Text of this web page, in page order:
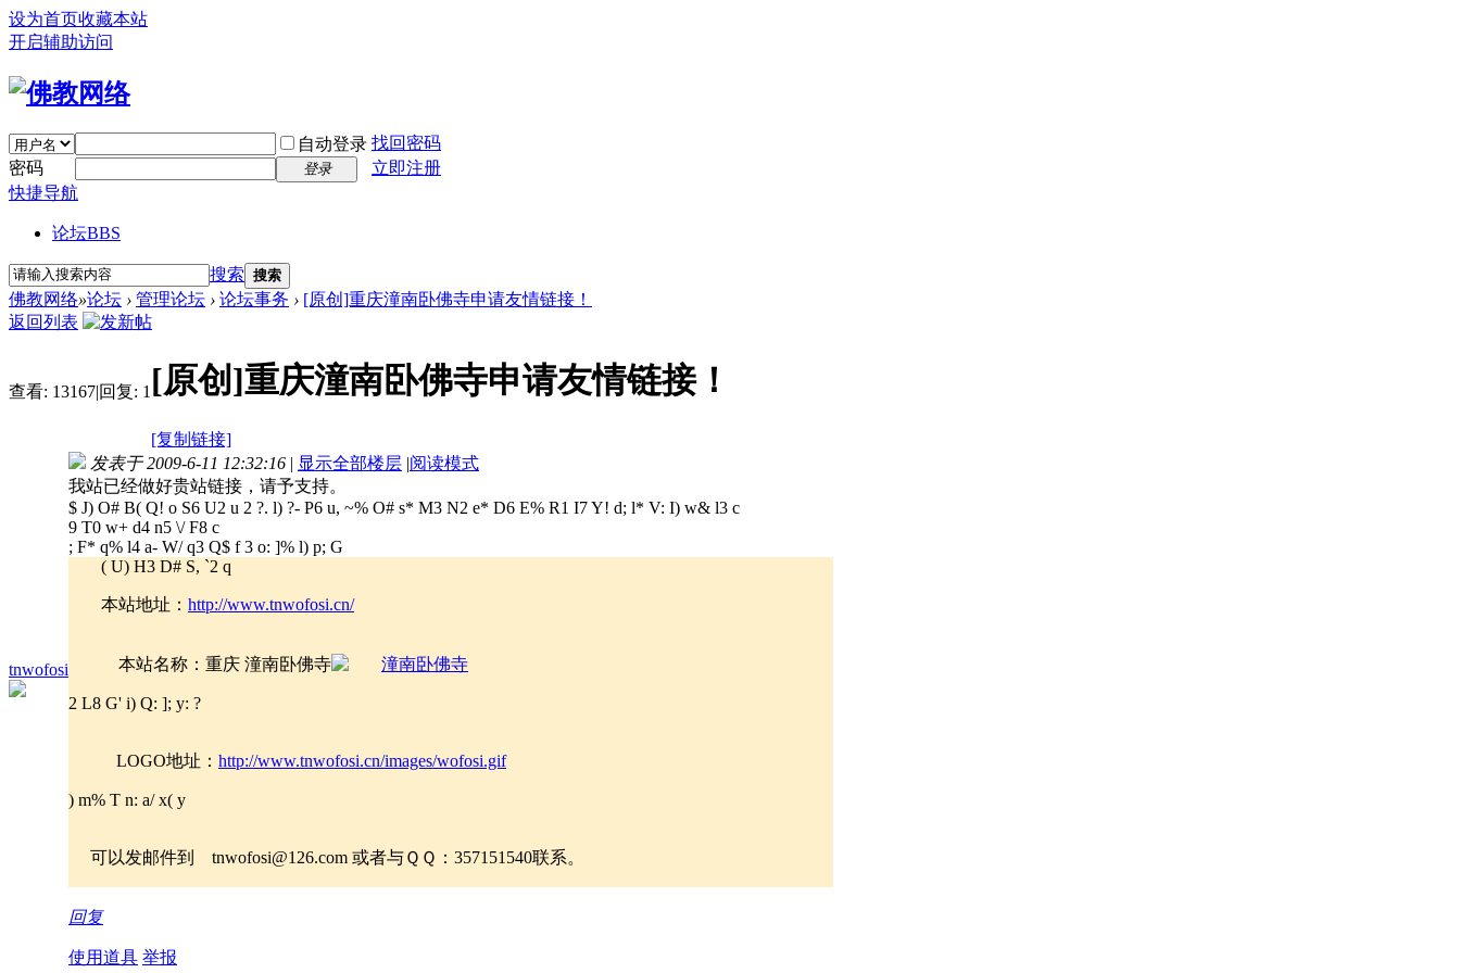
设为首页收藏本站
开启辅助访问
自动登录 找回密码
密码
登录
立即注册
快捷导航
论坛BBS
搜索 搜索
佛教网络»论坛 › 管理论坛 › 论坛事务 › [原创]重庆潼南卧佛寺申请友情链接！
返回列表
查看: 13167|回复: 1 [原创]重庆潼南卧佛寺申请友情链接！
[复制链接]
tnwofosi
发表于 2009-6-11 12:32:16 | 显示全部楼层 |阅读模式
我站已经做好贵站链接，请予支持。
$ J) O# B( Q! o S6 U2 u 2 ?. l) ?- P6 u, ~% O# s* M3 N2 e* D6 E% R1 I7 Y! d; l* V: I) w& l3 c
9 T0 w+ d4 n5 \/ F8 c
; F* q% l4 a- W/ q3 Q$ f 3 o: ]% l) p; G
( U) H3 D# S, `2 q
本站地址： http://www.tnwofosi.cn/
本站名称：重庆 潼南卧佛寺
2 L8 G' i) Q: ]; y: ?
LOGO地址： http://www.tnwofosi.cn/images/wofosi.gif
) m% T n: a/ x( y
可以发邮件到 tnwofosi@126.com 或者与ＱＱ：357151540联系。
回复
使用道具 举报